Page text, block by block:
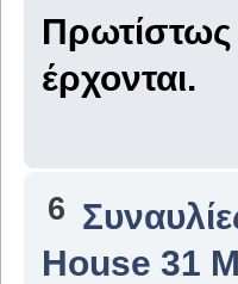
Πρωτίστως
έρχονται.
6
House 31